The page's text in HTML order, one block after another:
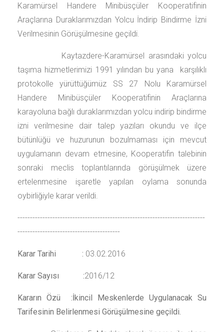
Karamürsel Handere Minibüsçüler Kooperatifinin
Araçlarına Duraklarımızdan Yolcu İndirip Bindirme İzni
Verilmesinin Görüşülmesine geçildi.
Kaytazdere-Karamürsel arasındaki yolcu
taşıma hizmetlerimizi 1991 yılından bu yana karşılıklı
protokolle yürüttüğümüz SS 27 Nolu Karamürsel
Handere Minibüsçüler Kooperatifinin Araçlarına
karayoluna bağlı duraklarımızdan yolcu indirip bindirme
izni verilmesine dair talep yazıları okundu ve ilçe
bütünlüğü ve huzurunun bozulmaması için mevcut
uygulamanın devam etmesine, Kooperatifin talebinin
sonraki meclis toplantılarında görüşülmek üzere
ertelenmesine işaretle yapılan oylama sonunda
oybirliğiyle karar verildi.
---------------------------------------------------------------------------
-----------------------------------------
Karar Tarihi : 03.02.2016
Karar Sayısı :2016/12
Kararın Özü :İkincil Meskenlerde Uygulanacak Su
Tarifesinin Belirlenmesi Görüşülmesine geçildi.